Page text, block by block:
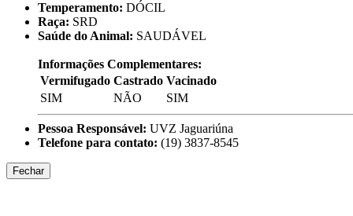
Temperamento: DÓCIL
Raça: SRD
Saúde do Animal: SAUDÁVEL
Informações Complementares:
Vermifugado Castrado Vacinado
SIM
NÃO SIM
Pessoa Responsável: UVZ Jaguariúna
Telefone para contato: (19) 3837-8545
Fechar